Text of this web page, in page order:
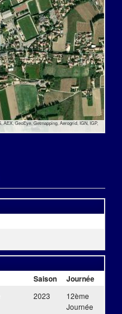
GeoEye, Getmapping, Aerogrid, IGN, IGP,
Saison Journée
2023
12ème
Journée